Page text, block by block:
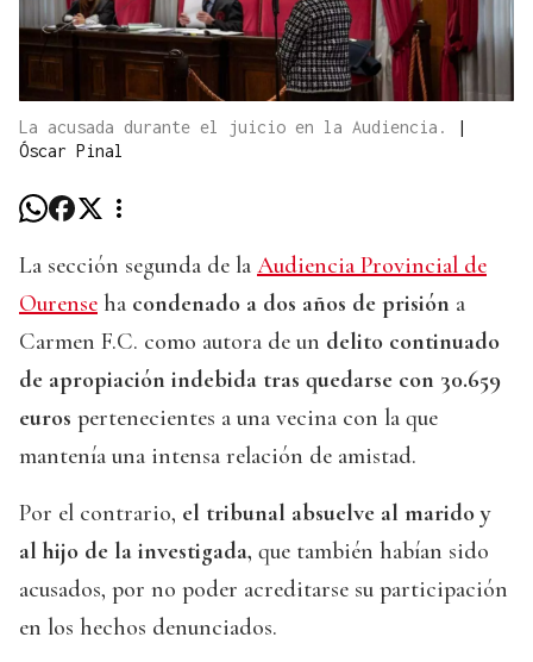
La acusada durante el juicio en la Audiencia.
|
Óscar Pinal
La sección segunda de la Audiencia Provincial de
Ourense ha condenado a dos años de prisión a
Carmen F.C. como autora de un delito continuado
de apropiación indebida tras quedarse con 30.659
euros pertenecientes a una vecina con la que
mantenía una intensa relación de amistad.
Por el contrario, el tribunal absuelve al marido y
al hijo de la investigada, que también habían sido
acusados, por no poder acreditarse su participación
en los hechos denunciados.